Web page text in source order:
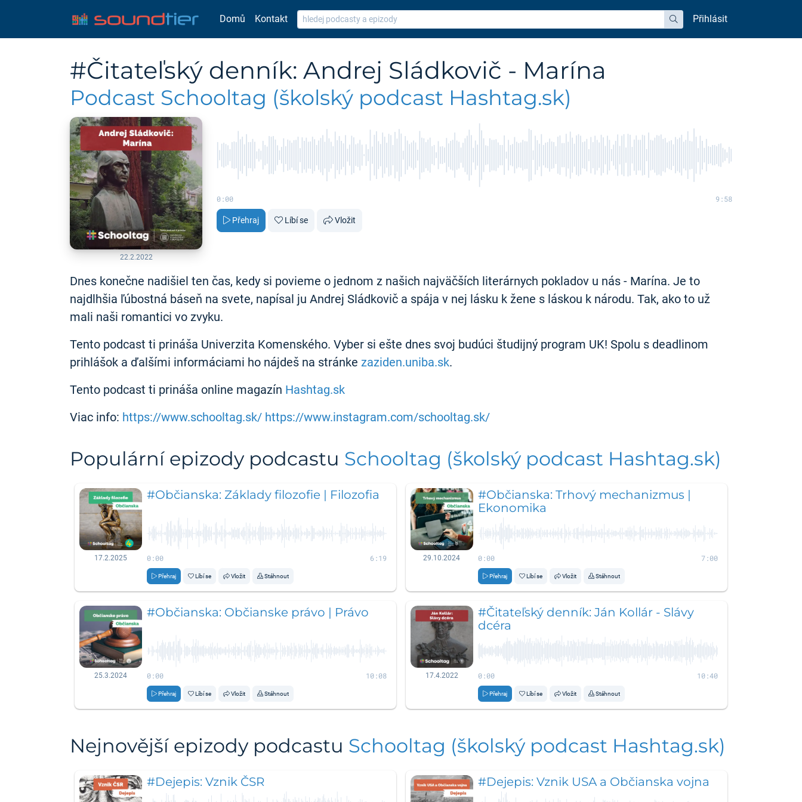
Domů Kontakt
hledat
Přihlásit
#Čitateľský denník: Andrej Sládkovič - Marína
Podcast Schooltag (školský podcast Hashtag.sk)
22.2.2022
0:00 9:58
Přehraj Líbí se Vložit
Dnes konečne nadišiel ten čas, kedy si povieme o jednom z našich najväčších literárnych pokladov u nás - Marína. Je to
najdlhšia ľúbostná báseň na svete, napísal ju Andrej Sládkovič a spája v nej lásku k žene s láskou k národu. Tak, ako to už
mali naši romantici vo zvyku.
Tento podcast ti prináša Univerzita Komenského. Vyber si ešte dnes svoj budúci študijný program UK! Spolu s deadlinom
prihlášok a ďalšími informáciami ho nájdeš na stránke zaziden.uniba.sk.
Tento podcast ti prináša online magazín Hashtag.sk
Viac info: https://www.schooltag.sk/ https://www.instagram.com/schooltag.sk/
Populární epizody podcastu Schooltag (školský podcast Hashtag.sk)
17.2.2025
#Občianska: Základy filozofie | Filozofia
0:00 6:19
Přehraj Líbí se Vložit Stáhnout
29.10.2024
#Občianska: Trhový mechanizmus |
Ekonomika
0:00 7:00
Přehraj Líbí se Vložit Stáhnout
25.3.2024
#Občianska: Občianske právo | Právo
0:00 10:08
Přehraj Líbí se Vložit Stáhnout
17.4.2022
#Čitateľský denník: Ján Kollár - Slávy
dcéra
0:00 10:40
Přehraj Líbí se Vložit Stáhnout
Nejnovější epizody podcastu Schooltag (školský podcast Hashtag.sk)
#Dejepis: Vznik ČSR #Dejepis: Vznik USA a Občianska vojna